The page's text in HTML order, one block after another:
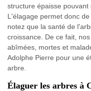
structure épaisse pouvant
L'élagage permet donc
notez que la santé de
croissance. De ce fait,
abîmées, mortes et
Adolphe Pierre pour une
arbre.
Élaguer les arbres à